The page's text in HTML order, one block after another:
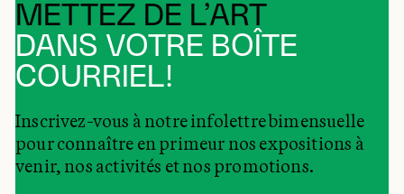
METTEZ DE L’ART
DANS VOTRE BOÎTE
COURRIEL!
Inscrivez-vous à notre infolettre bimensuelle
pour connaître en primeur nos expositions à
venir, nos activités et nos promotions.